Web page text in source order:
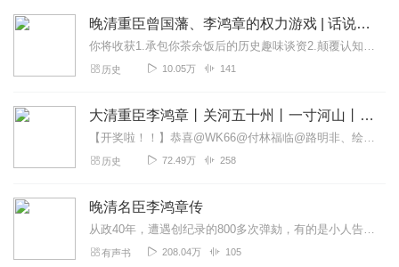
晚清重臣曾国藩、李鸿章的权力游戏 | 话说清朝
你将收获1.承包你茶余饭后的历史趣味谈资2.颠覆认知，满足你对历史的好奇心3.读史使人明智，让你学会人情世故4.向晚清大佬借智慧，看大人物悲欢浮沉主播介绍：大施...
历史 10.05万 141
大清重臣李鸿章丨关河五十州丨一寸河山丨齐名曾国藩
【开奖啦！！】恭喜@WK66@付林福临@路明非、绘梨衣在专辑好评活动中获得月票总榜前3名！将获得《曾国藩：又笨又慢平天下》实体书1本！麻烦在2024.6...
历史 72.49万 258
晚清名臣李鸿章传
从政40年，遭遇创纪录的800多次弹劾，有的是小人告密，有的是上司打压，有的是亲信背叛，有的是政敌陷害，有的是捕风捉影，有的是证据确凿，面对无数或明或暗的对手，...
有声书 208.04万 105